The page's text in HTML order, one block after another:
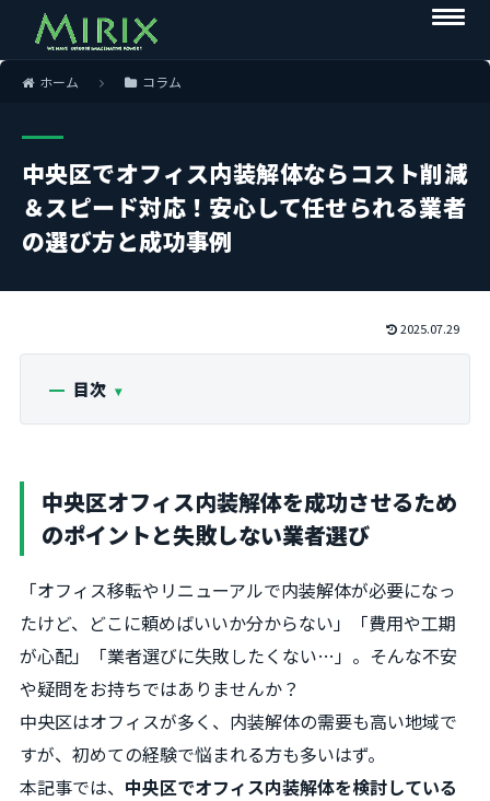
ホーム コラム
中央区でオフィス内装解体ならコスト削減
＆スピード対応！安心して任せられる業者
の選び方と成功事例
2025.07.29
目次
中央区オフィス内装解体を成功させるため
のポイントと失敗しない業者選び
「オフィス移転やリニューアルで内装解体が必要になっ
たけど、どこに頼めばいいか分からない」「費用や工期
が心配」「業者選びに失敗したくない…」。そんな不安
や疑問をお持ちではありませんか？
中央区はオフィスが多く、内装解体の需要も高い地域で
すが、初めての経験で悩まれる方も多いはず。
本記事では、 中央区でオフィス内装解体を検討している